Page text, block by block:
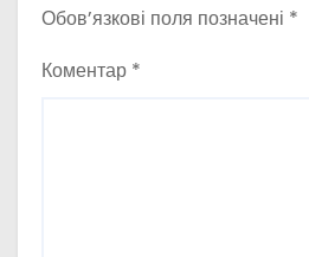
Обов’язкові поля позначені *
Коментар *